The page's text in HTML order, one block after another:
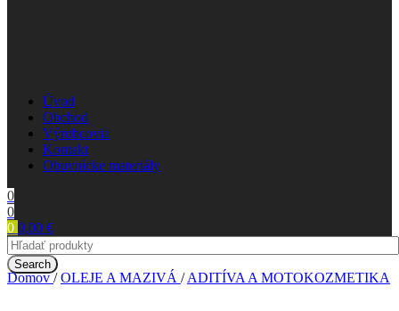
Úvod
Obchod
Výrobcovia
Kontakt
Obuvnícke materiály
0
0
0 0,00 €
Search
Domov/ OLEJE A MAZIVÁ / ADITÍVA A MOTOKOZMETIKA